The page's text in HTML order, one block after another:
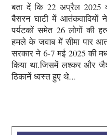
बता दें कि 22 अप्रैल 2025
बैसरन घाटी में आतंकवादियों
पर्यटकों समेत 26 लोगों की
हमले के जवाब में सीमा पार
सरकार ने 6-7 मई 2025 की
किया था.जिसमें लश्कर
ठिकानें ध्वस्त हुए थे...